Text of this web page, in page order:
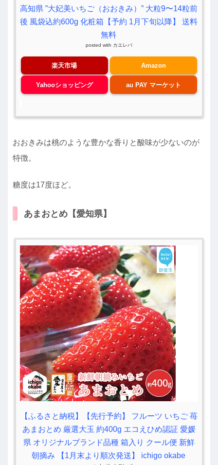
高知県 ”大妃美いちご（おおきみ）” 大粒9〜14粒前
後 風袋込約600g 化粧箱【予約 1月下旬以降】 送料
無料
posted with カエレバ
楽天市場 Amazon
Yahooショッピング au PAY マーケット
おおきみは桃のような豊かな香りと酸味が少ないのが
特徴。
糖度は17度ほど。
あまおとめ【愛知県】
【ふるさと納税】【先行予約】 フルーツ いちご 苺
あまおとめ 厳選大玉 約400g エコえひめ認証 愛媛
県 オリジナルブランド品種 箱入り クール便 新鮮
朝摘み 【1月末より順次発送】 ichigo okabe